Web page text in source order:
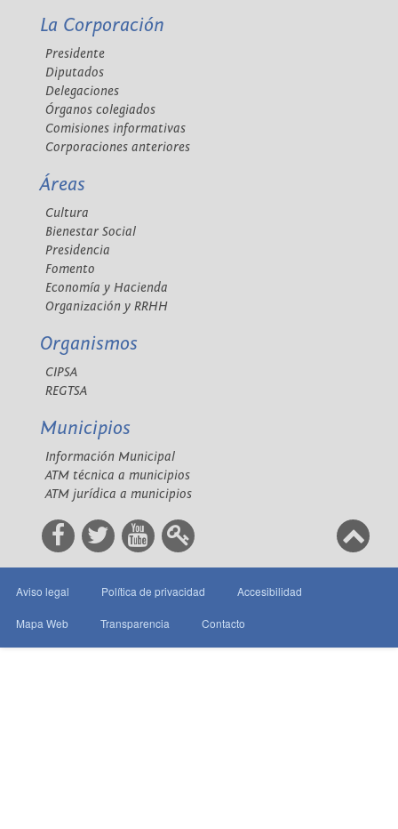
La Corporación
Presidente
Diputados
Delegaciones
Órganos colegiados
Comisiones informativas
Corporaciones anteriores
Áreas
Cultura
Bienestar Social
Presidencia
Fomento
Economía y Hacienda
Organización y RRHH
Organismos
CIPSA
REGTSA
Municipios
Información Municipal
ATM técnica a municipios
ATM jurídica a municipios
Aviso legal Política de privacidad Accesibilidad
Mapa Web Transparencia Contacto